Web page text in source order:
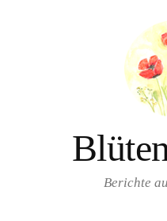
Berichte